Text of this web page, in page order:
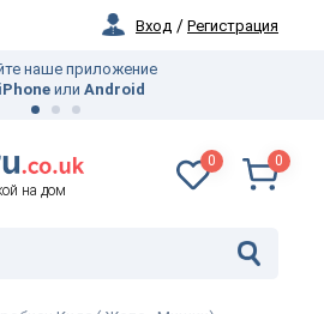
Вход / Регистрация
наше приложение
iPhone или Android
на дом
0 0